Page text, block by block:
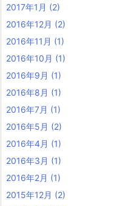
2017年1月 (2)
2016年12月 (2)
2016年11月 (1)
2016年10月 (1)
2016年9月 (1)
2016年8月 (1)
2016年7月 (1)
2016年5月 (2)
2016年4月 (1)
2016年3月 (1)
2016年2月 (1)
2015年12月 (2)